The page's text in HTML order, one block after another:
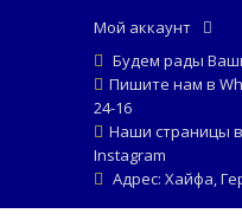
Мой аккаунт
Будем рады
Пишите нам в
24-16
Наши страницы в
Instagram
Адрес: Хайфа,